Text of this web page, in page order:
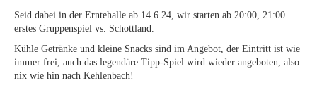
Seid dabei in der Erntehalle ab 14.6.24, wir starten ab 20:00, 21:00
erstes Gruppenspiel vs. Schottland.
Kühle Getränke und kleine Snacks sind im Angebot, der Eintritt ist wie
immer frei, auch das legendäre Tipp-Spiel wird wieder angeboten, also
nix wie hin nach Kehlenbach!